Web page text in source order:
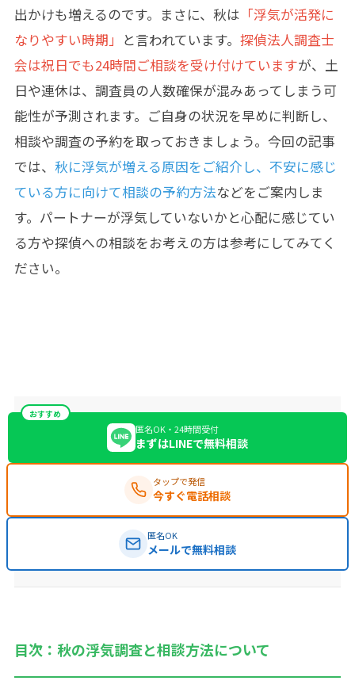
出かけも増えるのです。まさに、秋は 「浮気が活発に
なりやすい時期」 と言われています。 探偵法人調査士
会は祝日でも24時間ご相談を受け付けていますが、土
日や連休は、調査員の人数確保が混みあってしまう可
能性が予測されます。ご自身の状況を早めに判断し、
相談や調査の予約を取っておきましょう。今回の記事
では、 秋に浮気が増える原因をご紹介し、不安に感じ
ている方に向けて相談の予約方法などをご案内しま
す。パートナーが浮気していないかと心配に感じてい
る方や探偵への相談をお考えの方は参考にしてみてく
ださい。
おすすめ
匿名OK・24時間受付
まずはLINEで無料相談
タップで発信
今すぐ電話相談
匿名OK
メールで無料相談
目次：秋の浮気調査と相談方法について